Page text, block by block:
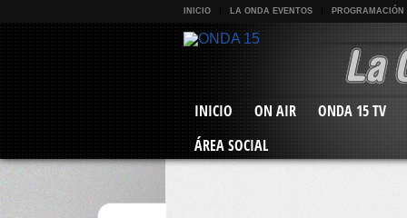
INICIO LA ONDA EVENTOS PROGRAMACIÓN
INICIO ON AIR
ONDA 15 TV
ÁREA SOCIAL